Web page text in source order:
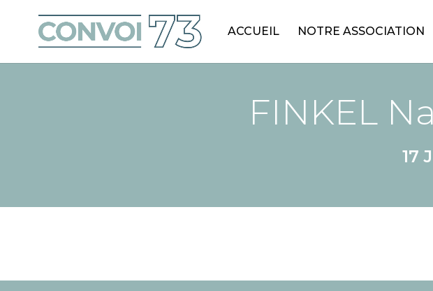
ACCUEIL NOTRE ASSOCIATION
FINKEL
17